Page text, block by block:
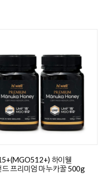
하이웰
드 프리미엄 마누카꿀 500g